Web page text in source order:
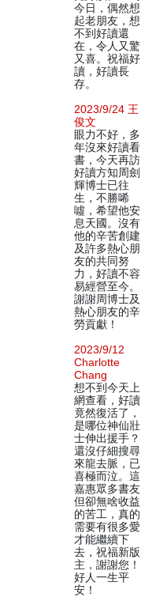
今日，偶然想
起老朋友，想
不到好讀還
在，令人又驚
又喜。祝福好
讀，好讀長
存。
2023/9/24 王
俊文
眼力不好，多
年沒來好讀看
書，今天再訪
好讀方知周劍
輝博士已往
生，不勝唏
噓，希望他安
息天國。沒有
他的辛苦創建
及許多熱心朋
友的共同努
力，好讀不容
易經營至今。
謝謝周博士及
熱心朋友的辛
勞貢獻！
2023/9/12
Charlotte
Chang
想不到今天上
網查看，好讀
竟然復活了，
是哪位神仙壯
士伸出援手？
還沒仔細搜尋
來龍去脈，已
喜極而泣。這
嘉惠眾多書友
但卻無啥收益
的苦工，真的
需要有很多愛
才能繼續下
去，祝福新版
主，謝謝您！
好人一生平
安！